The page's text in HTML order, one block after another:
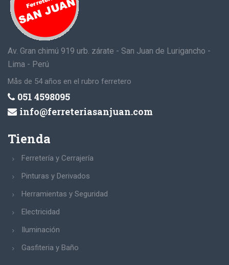
Av. Gran chimú 919 urb. zárate - San Juan de Lurigancho -
Lima - Perú
Mås de 54 años en el rubro ferretero
051 4598095
info@ferreteriasanjuan.com
Tienda
Ferretería y Cerrajería
Pinturas y Derivados
Herramientas y Seguridad
Electricidad
Iluminación
Gasfiteria y Baño